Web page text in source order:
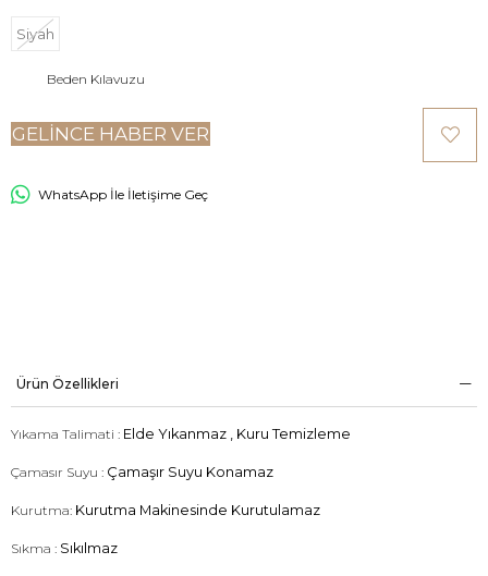
Siyah
Beden Kılavuzu
GELINCE HABER VER
WhatsApp İle İletişime Geç
Ürün Özellikleri
Yıkama Talimati : Elde Yıkanmaz , Kuru Temizleme
Çamasır Suyu : Çamaşır Suyu Konamaz
Kurutma: Kurutma Makinesinde Kurutulamaz
Sıkma : Sıkılmaz